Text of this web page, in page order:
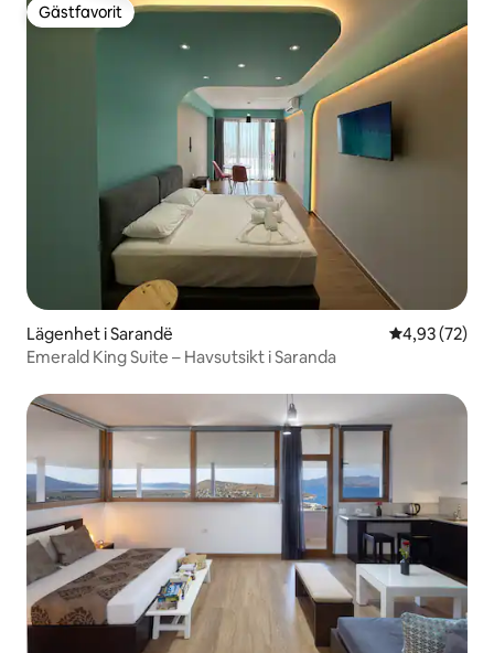
Gästfavorit
Gästfavorit
Lägenhet i Sarandë 4,93 av 5 i
4,93 (72)
Emerald King Suite – Havsutsikt i Saranda